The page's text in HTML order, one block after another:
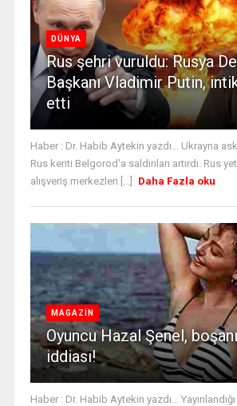
DÜNYA
Rus şehri vuruldu: Rusya
Başkanı Vladimir Putin,
etti
Haber : Dr. Habib Aytekin yazdı... Ukrayna
Rus kenti Belgorod'a saldırıları artırdı. Rus
alışveriş merkezleri [...]
Daha Fazla oku
MAGAZİN
Oyuncu Hazal Şenel,
iddiası!
Haber : Dr. Habib Aytekin yazdı...